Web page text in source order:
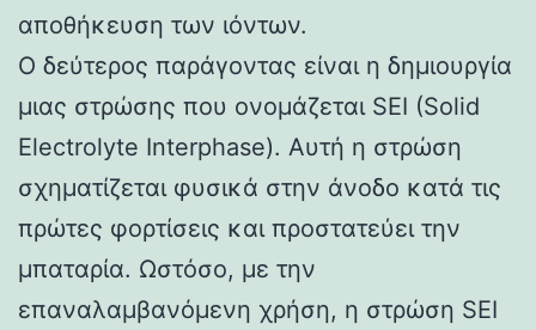
αποθήκευση των ιόντων.
Ο δεύτερος παράγοντας είναι η δημιουργία
μιας στρώσης που ονομάζεται SEI (Solid
Electrolyte Interphase). Αυτή η στρώση
σχηματίζεται φυσικά στην άνοδο κατά τις
πρώτες φορτίσεις και προστατεύει την
μπαταρία. Ωστόσο, με την
επαναλαμβανόμενη χρήση, η στρώση SEI